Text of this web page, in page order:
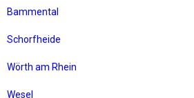
Bammental
Schorfheide
Wörth am Rhein
Wesel